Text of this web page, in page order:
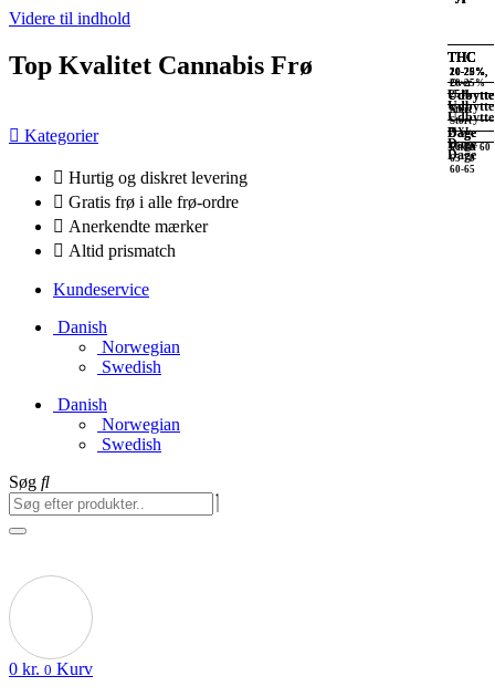
Videre til indhold
Top Kvalitet Cannabis Frø
Kategorier
Hurtig og diskret levering
Gratis frø i alle frø-ordre
Anerkendte mærker
Altid prismatch
Kundeservice
Danish
Norwegian
Swedish
Danish
Norwegian
Swedish
Søg
0 kr. 0 Kurv
THC
20-25%
Udbytte
XXL
Dage
60-70
THC
20-25%
Udbytte
Stort
Dage
Under 60
THC
20-25%,
Over
25%
Udbytte
XXL
Dage
60-65
THC
10-20%,
20-25%
Udbytte
Stort
Dage
65-70